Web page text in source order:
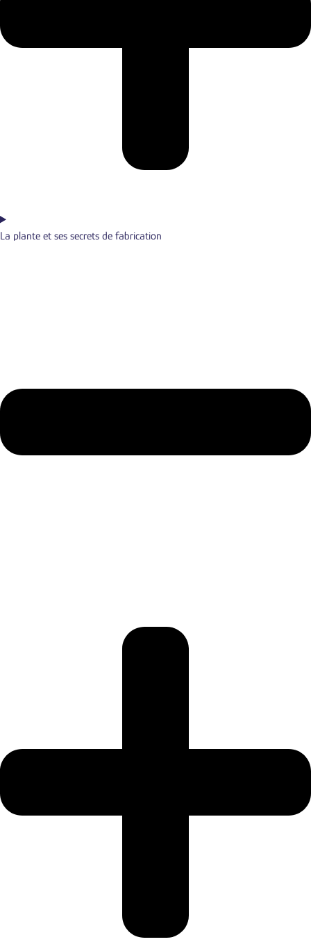
La plante et ses secrets de fabrication